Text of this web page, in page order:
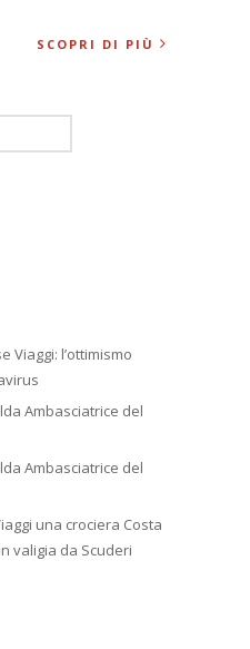
SCOPRI DI PIÙ
Viaggi: l’ottimismo
Ambasciatrice del
Ambasciatrice del
una crociera Costa
valigia da Scuderi